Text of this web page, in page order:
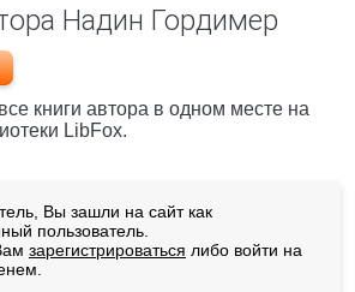
Надин Гордимер
книги автора в одном месте на
LibFox.
Вы зашли на сайт как
пользователь.
зарегистрироваться либо войти на